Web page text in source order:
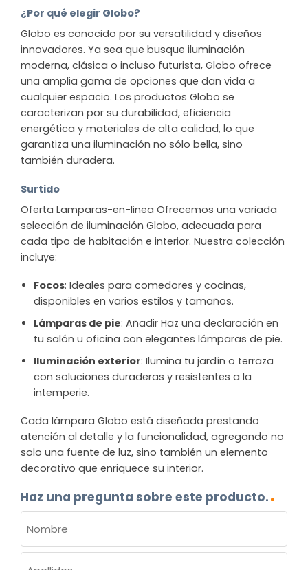
¿Por qué elegir Globo?
Globo es conocido por su versatilidad y diseños
innovadores. Ya sea que busque iluminación
moderna, clásica o incluso futurista, Globo ofrece
una amplia gama de opciones que dan vida a
cualquier espacio. Los productos Globo se
caracterizan por su durabilidad, eficiencia
energética y materiales de alta calidad, lo que
garantiza una iluminación no sólo bella, sino
también duradera.
Surtido
Oferta Lamparas-en-linea Ofrecemos una variada
selección de iluminación Globo, adecuada para
cada tipo de habitación e interior. Nuestra colección
incluye:
Focos: Ideales para comedores y cocinas,
disponibles en varios estilos y tamaños.
Lámparas de pie: Añadir Haz una declaración en
tu salón u oficina con elegantes lámparas de pie.
Iluminación exterior: Ilumina tu jardín o terraza
con soluciones duraderas y resistentes a la
intemperie.
Cada lámpara Globo está diseñada prestando
atención al detalle y la funcionalidad, agregando no
solo una fuente de luz, sino también un elemento
decorativo que enriquece su interior.
Haz una pregunta sobre este producto.
(OBLIGATORIO)
Nombre